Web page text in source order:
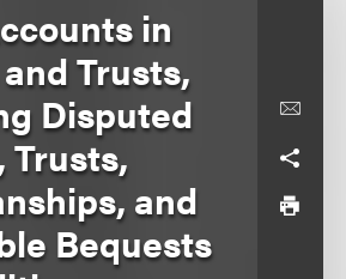
in
Trusts,
Disputed
Trusts,
and
Bequests